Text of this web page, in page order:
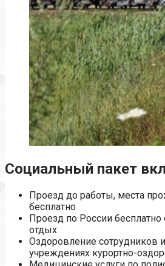
Социальный пакет
Проезд до работы, места
бесплатно
Проезд по России бесплатно
отдых
Оздоровление сотрудников
учреждениях курортно-